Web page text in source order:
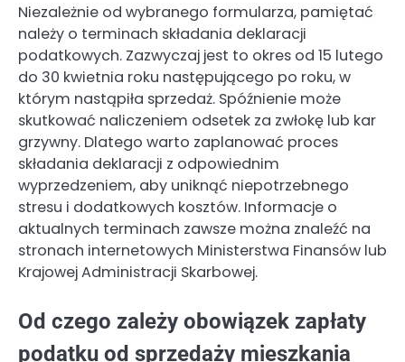
Niezależnie od wybranego formularza, pamiętać
należy o terminach składania deklaracji
podatkowych. Zazwyczaj jest to okres od 15 lutego
do 30 kwietnia roku następującego po roku, w
którym nastąpiła sprzedaż. Spóźnienie może
skutkować naliczeniem odsetek za zwłokę lub kar
grzywny. Dlatego warto zaplanować proces
składania deklaracji z odpowiednim
wyprzedzeniem, aby uniknąć niepotrzebnego
stresu i dodatkowych kosztów. Informacje o
aktualnych terminach zawsze można znaleźć na
stronach internetowych Ministerstwa Finansów lub
Krajowej Administracji Skarbowej.
Od czego zależy obowiązek zapłaty
podatku od sprzedaży mieszkania